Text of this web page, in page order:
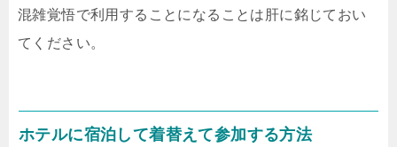
混雑覚悟で利用することになることは肝に銘じておい
てください。
ホテルに宿泊して着替えて参加する方法